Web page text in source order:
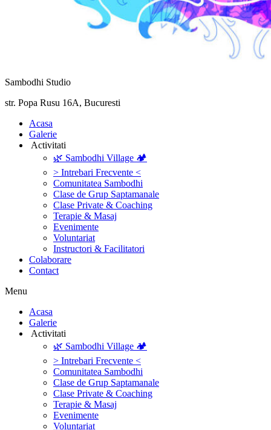
Sambodhi Studio
str. Popa Rusu 16A, Bucuresti
‎Acasa
Galerie
‎ ‎Activitati‎
🌿 Sambodhi Village 🏕️
> Intrebari Frecvente <
Comunitatea Sambodhi
Clase de Grup Saptamanale
Clase Private & Coaching
Terapie & Masaj
‎Evenimente
Voluntariat
‏‏‎Instructori & Facilitatori
Colaborare
Contact
Menu
‎Acasa
Galerie
‎ ‎Activitati‎
🌿 Sambodhi Village 🏕️
> Intrebari Frecvente <
Comunitatea Sambodhi
Clase de Grup Saptamanale
Clase Private & Coaching
Terapie & Masaj
‎Evenimente
Voluntariat